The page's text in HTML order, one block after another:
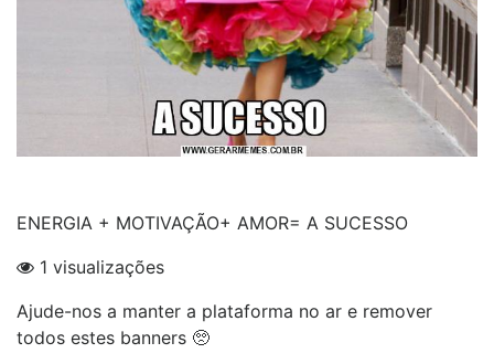
ENERGIA + MOTIVAÇÃO+ AMOR= A SUCESSO
1 visualizações
Ajude-nos a manter a plataforma no ar e remover
todos estes banners 🥺